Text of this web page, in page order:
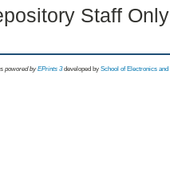
Staff
powored byEPrints 3 developed by School of Electronics